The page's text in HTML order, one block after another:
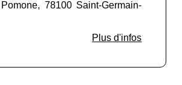
78100 Saint-Germain-
Plus d'infos